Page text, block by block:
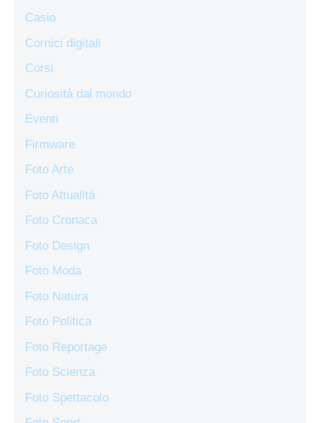
Casio
Cornici digitali
Corsi
Curiosità dal mondo
Eventi
Firmware
Foto Arte
Foto Attualità
Foto Cronaca
Foto Design
Foto Moda
Foto Natura
Foto Politica
Foto Reportage
Foto Scienza
Foto Spettacolo